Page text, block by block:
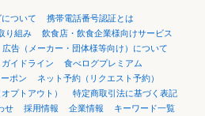
ついて
携帯電話番号認証とは
り組み
飲食店・飲食企業様向けサービス
広告（メーカー・団体様等向け）について
ガイドライン
食べログプレミアム
ポン
ネット予約（リクエスト予約）
プトアウト）
特定商取引法に基づく表記
せ 採用情報 企業情報
キーワード一覧